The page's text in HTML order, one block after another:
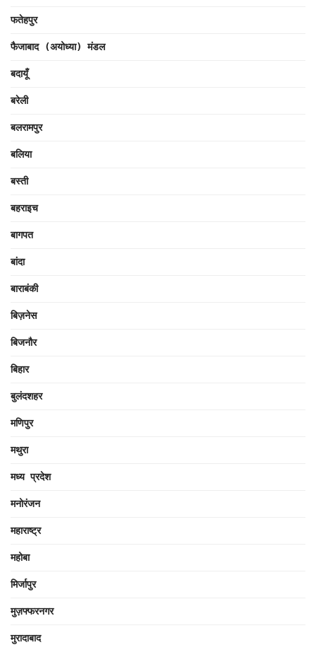
फतेहपुर
फैजाबाद (अयोध्या) मंडल
बदायूँ
बरेली
बलरामपुर
बलिया
बस्ती
बहराइच
बागपत
बांदा
बाराबंकी
बिज़नेस
बिजनौर
बिहार
बुलंदशहर
मणिपुर
मथुरा
मध्य प्रदेश
मनोरंजन
महाराष्ट्र
महोबा
मिर्जापुर
मुज़फ्फरनगर
मुरादाबाद